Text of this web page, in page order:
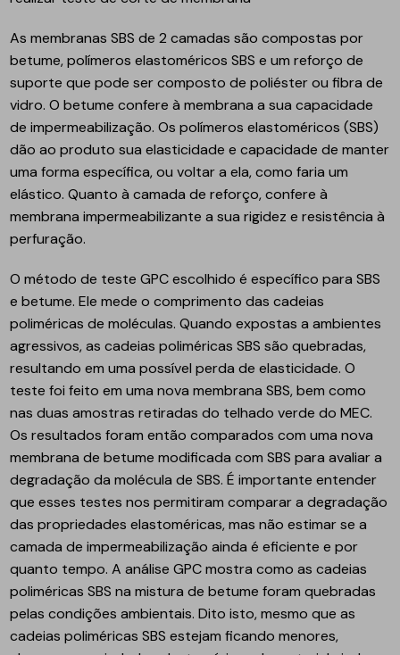
As membranas SBS de 2 camadas são compostas por
betume, polímeros elastoméricos SBS e um reforço de
suporte que pode ser composto de poliéster ou fibra de
vidro. O betume confere à membrana a sua capacidade
de impermeabilização. Os polímeros elastoméricos (SBS)
dão ao produto sua elasticidade e capacidade de manter
uma forma específica, ou voltar a ela, como faria um
elástico. Quanto à camada de reforço, confere à
membrana impermeabilizante a sua rigidez e resistência à
perfuração.
O método de teste GPC escolhido é específico para SBS
e betume. Ele mede o comprimento das cadeias
poliméricas de moléculas. Quando expostas a ambientes
agressivos, as cadeias poliméricas SBS são quebradas,
resultando em uma possível perda de elasticidade. O
teste foi feito em uma nova membrana SBS, bem como
nas duas amostras retiradas do telhado verde do MEC.
Os resultados foram então comparados com uma nova
membrana de betume modificada com SBS para avaliar a
degradação da molécula de SBS. É importante entender
que esses testes nos permitiram comparar a degradação
das propriedades elastoméricas, mas não estimar se a
camada de impermeabilização ainda é eficiente e por
quanto tempo. A análise GPC mostra como as cadeias
poliméricas SBS na mistura de betume foram quebradas
pelas condições ambientais. Dito isto, mesmo que as
cadeias poliméricas SBS estejam ficando menores,